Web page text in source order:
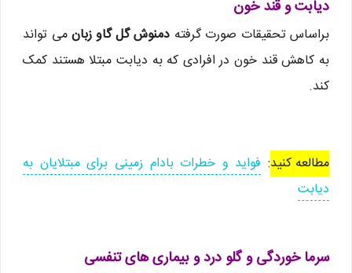
دیابت و قند خون
براساس تحقیقات صورت گرفته دمنوش گل گاو زبانمی تواند
به کاهش قند خون در افرادی که به دیابت مبتلا هستند کمک
کند.
مطالعه کنید: فواید و خطرات بادام زمینی برای مبتلایان به
دیابت
سرما خوردگی و گلو درد و بیماری های تنفسی